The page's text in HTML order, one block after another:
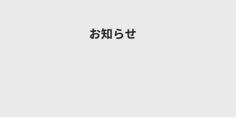
お知らせ